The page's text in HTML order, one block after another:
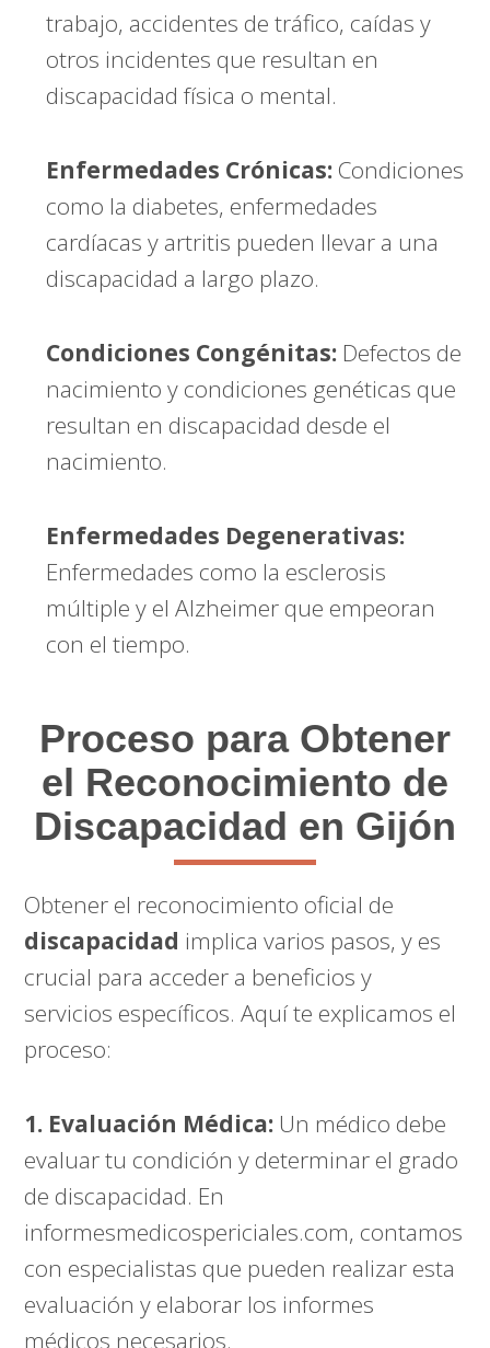
trabajo, accidentes de tráfico, caídas y
otros incidentes que resultan en
discapacidad física o mental.
Enfermedades Crónicas: Condiciones
como la diabetes, enfermedades
cardíacas y artritis pueden llevar a una
discapacidad a largo plazo.
Condiciones Congénitas: Defectos de
nacimiento y condiciones genéticas que
resultan en discapacidad desde el
nacimiento.
Enfermedades Degenerativas:
Enfermedades como la esclerosis
múltiple y el Alzheimer que empeoran
con el tiempo.
Proceso para Obtener
el Reconocimiento de
Discapacidad en Gijón
Obtener el reconocimiento oficial de
discapacidad implica varios pasos, y es
crucial para acceder a beneficios y
servicios específicos. Aquí te explicamos el
proceso:
1. Evaluación Médica: Un médico debe
evaluar tu condición y determinar el grado
de discapacidad. En
informesmedicospericiales.com, contamos
con especialistas que pueden realizar esta
evaluación y elaborar los informes
médicos necesarios.